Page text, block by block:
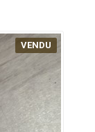
VENDU